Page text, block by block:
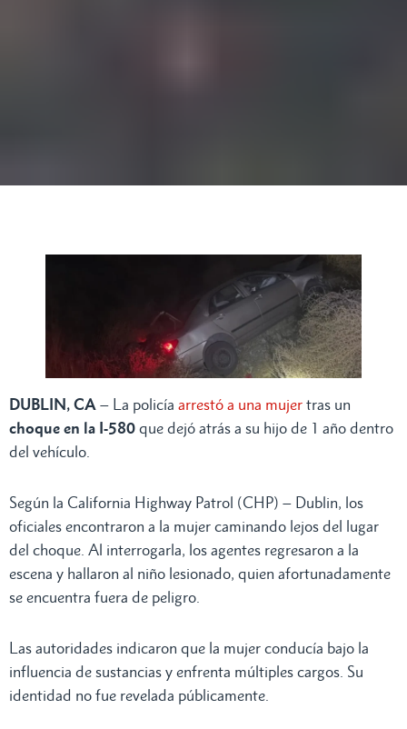
DUBLIN, CA – La policía arrestó a una mujer tras un
choque en la I-580 que dejó atrás a su hijo de 1 año dentro
del vehículo.
Según la California Highway Patrol (CHP) – Dublin, los
oficiales encontraron a la mujer caminando lejos del lugar
del choque. Al interrogarla, los agentes regresaron a la
escena y hallaron al niño lesionado, quien afortunadamente
se encuentra fuera de peligro.
Las autoridades indicaron que la mujer conducía bajo la
influencia de sustancias y enfrenta múltiples cargos. Su
identidad no fue revelada públicamente.